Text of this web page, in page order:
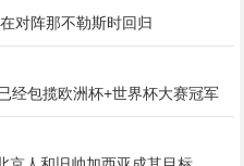
对阵那不勒斯时回归
经包揽欧洲杯+世界杯大赛冠军